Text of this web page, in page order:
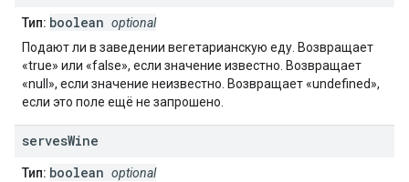
Тип: boolean optional
Подают ли в заведении вегетарианскую еду. Возвращает
«true» или «false», если значение известно. Возвращает
«null», если значение неизвестно. Возвращает «undefined»,
если это поле ещё не запрошено.
servesWine
Тип: boolean optional